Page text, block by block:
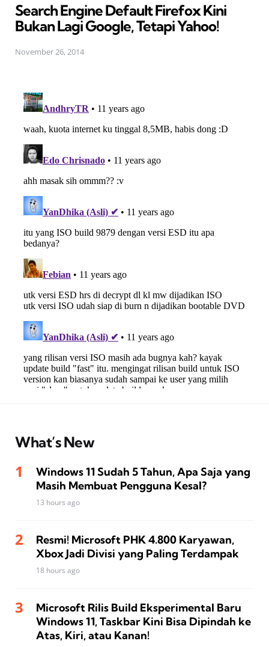
Search Engine Default Firefox Kini
Bukan Lagi Google, Tetapi Yahoo!
November 26, 2014
What’s New
Windows 11 Sudah 5 Tahun, Apa Saja yang
Masih Membuat Pengguna Kesal?
13 hours ago
Resmi! Microsoft PHK 4.800 Karyawan,
Xbox Jadi Divisi yang Paling Terdampak
18 hours ago
Microsoft Rilis Build Eksperimental Baru
Windows 11, Taskbar Kini Bisa Dipindah ke
Atas, Kiri, atau Kanan!